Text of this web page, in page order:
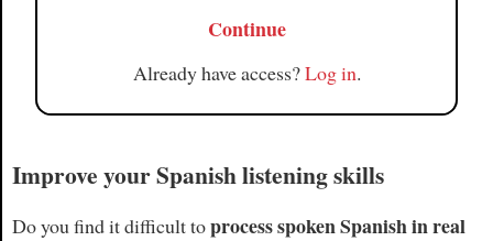
Continue
Already have access?Log in.
Improve your Spanish listening skills
Do you find it difficult toprocess spoken Spanish in real